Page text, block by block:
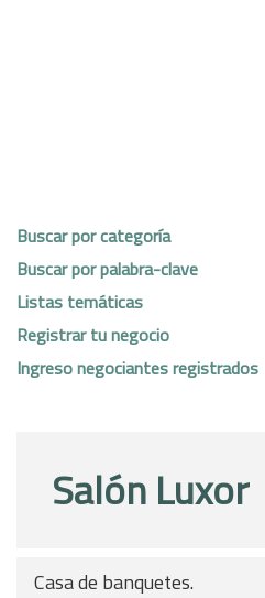
Buscar por categoría
Buscar por palabra-clave
Listas temáticas
Registrar tu negocio
Ingreso negociantes registrados
Salón Luxor
Casa de banquetes.